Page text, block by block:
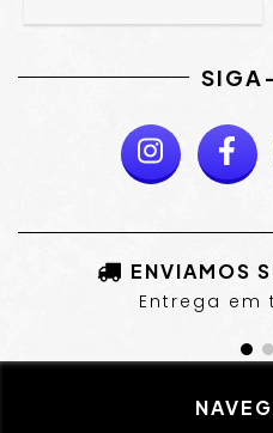
ENVIAMOS
Entrega